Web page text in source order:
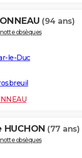
(94 ans)
obsèques
le-Duc
(77 ans)
obsèques